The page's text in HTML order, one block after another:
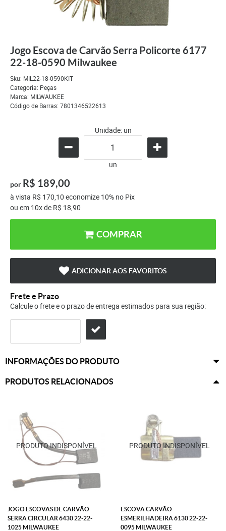
Jogo Escova de Carvão Serra Policorte 6177
22-18-0590 Milwaukee
Sku: MIL22-18-0590KIT
Categoria: Peças
Marca: MILWAUKEE
Código de Barras: 7801346522613
Unidade: un
un
por R$ 189,00
à vista R$ 170,10 economize 10% no Pix
ou em 10xde R$ 18,90
COMPRAR
ADICIONAR AOS FAVORITOS
Frete e Prazo
Calcule o frete e o prazo de entrega estimados para sua região:
INFORMAÇÕES DO PRODUTO
PRODUTOS RELACIONADOS
JOGO ESCOVAS DE CARVÃO
SERRA CIRCULAR 6430 22-22-
1025 MILWAUKEE
ESCOVA CARVÃO
ESMERILHADEIRA 6130 22-22-
0095 MILWAUKEE